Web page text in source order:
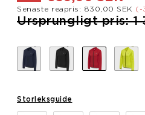
Senaste reapris: 830,00 SEK (-
Pris nedsatt från
Ursprungligt pris: 1
Storleksguide